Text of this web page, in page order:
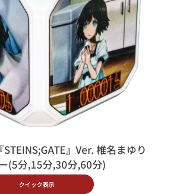
』Ver. 椎名まゆり
(5分,15分,30分,60分)
クイック表示